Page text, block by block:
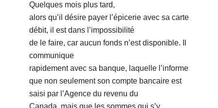
Quelques mois plus tard,
alors qu’il désire payer l’épicerie avec sa carte
débit, il est dans l’impossibilité
de le faire, car aucun fonds n’est disponible. Il
communique
rapidement avec sa banque, laquelle l’informe
que non seulement son compte bancaire est
saisi par l’Agence du revenu du